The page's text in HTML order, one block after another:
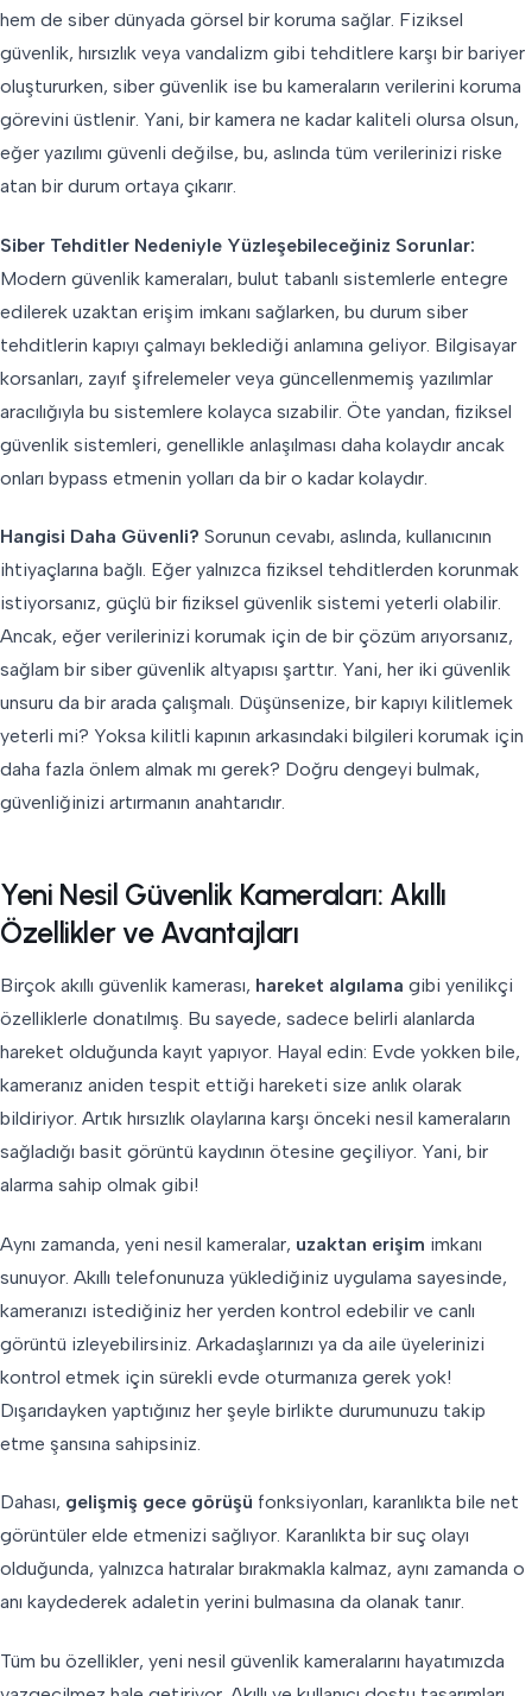
hem de siber dünyada görsel bir koruma sağlar. Fiziksel
güvenlik, hırsızlık veya vandalizm gibi tehditlere karşı bir bariyer
oluştururken, siber güvenlik ise bu kameraların verilerini koruma
görevini üstlenir. Yani, bir kamera ne kadar kaliteli olursa olsun,
eğer yazılımı güvenli değilse, bu, aslında tüm verilerinizi riske
atan bir durum ortaya çıkarır.
Siber Tehditler Nedeniyle Yüzleşebileceğiniz Sorunlar:
Modern güvenlik kameraları, bulut tabanlı sistemlerle entegre
edilerek uzaktan erişim imkanı sağlarken, bu durum siber
tehditlerin kapıyı çalmayı beklediği anlamına geliyor. Bilgisayar
korsanları, zayıf şifrelemeler veya güncellenmemiş yazılımlar
aracılığıyla bu sistemlere kolayca sızabilir. Öte yandan, fiziksel
güvenlik sistemleri, genellikle anlaşılması daha kolaydır ancak
onları bypass etmenin yolları da bir o kadar kolaydır.
Hangisi Daha Güvenli? Sorunun cevabı, aslında, kullanıcının
ihtiyaçlarına bağlı. Eğer yalnızca fiziksel tehditlerden korunmak
istiyorsanız, güçlü bir fiziksel güvenlik sistemi yeterli olabilir.
Ancak, eğer verilerinizi korumak için de bir çözüm arıyorsanız,
sağlam bir siber güvenlik altyapısı şarttır. Yani, her iki güvenlik
unsuru da bir arada çalışmalı. Düşünsenize, bir kapıyı kilitlemek
yeterli mi? Yoksa kilitli kapının arkasındaki bilgileri korumak için
daha fazla önlem almak mı gerek? Doğru dengeyi bulmak,
güvenliğinizi artırmanın anahtarıdır.
Yeni Nesil Güvenlik Kameraları: Akıllı
Özellikler ve Avantajları
Birçok akıllı güvenlik kamerası, hareket algılama gibi yenilikçi
özelliklerle donatılmış. Bu sayede, sadece belirli alanlarda
hareket olduğunda kayıt yapıyor. Hayal edin: Evde yokken bile,
kameranız aniden tespit ettiği hareketi size anlık olarak
bildiriyor. Artık hırsızlık olaylarına karşı önceki nesil kameraların
sağladığı basit görüntü kaydının ötesine geçiliyor. Yani, bir
alarma sahip olmak gibi!
Aynı zamanda, yeni nesil kameralar, uzaktan erişim imkanı
sunuyor. Akıllı telefonunuza yüklediğiniz uygulama sayesinde,
kameranızı istediğiniz her yerden kontrol edebilir ve canlı
görüntü izleyebilirsiniz. Arkadaşlarınızı ya da aile üyelerinizi
kontrol etmek için sürekli evde oturmanıza gerek yok!
Dışarıdayken yaptığınız her şeyle birlikte durumunuzu takip
etme şansına sahipsiniz.
Dahası, gelişmiş gece görüşü fonksiyonları, karanlıkta bile net
görüntüler elde etmenizi sağlıyor. Karanlıkta bir suç olayı
olduğunda, yalnızca hatıralar bırakmakla kalmaz, aynı zamanda o
anı kaydederek adaletin yerini bulmasına da olanak tanır.
Tüm bu özellikler, yeni nesil güvenlik kameralarını hayatımızda